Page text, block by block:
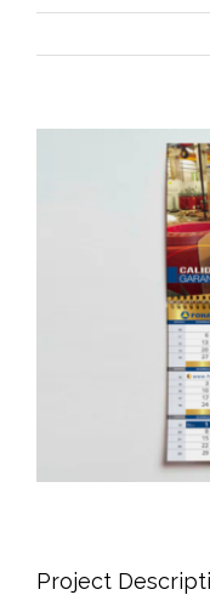
Project